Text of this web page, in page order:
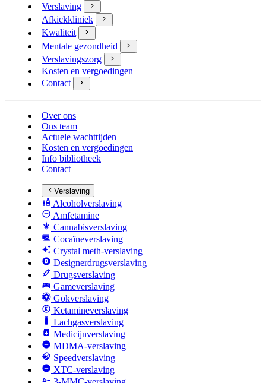
Verslaving
Afkickkliniek
Kwaliteit
Mentale gezondheid
Verslavingszorg
Kosten en vergoedingen
Contact
Over ons
Ons team
Actuele wachttijden
Kosten en vergoedingen
Info bibliotheek
Contact
Verslaving
Alcoholverslaving
Amfetamine
Cannabisverslaving
Cocaïneverslaving
Crystal meth-verslaving
Designerdrugsverslaving
Drugsverslaving
Gameverslaving
Gokverslaving
Ketamineverslaving
Lachgasverslaving
Medicijnverslaving
MDMA-verslaving
Speedverslaving
XTC-verslaving